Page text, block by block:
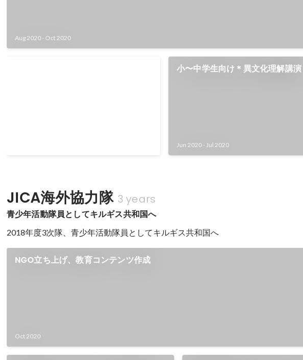
Aug 2020- Oct 2020
小〜中学生向け＊異文化理解講演
Jun 2020-Jul 2020
JICA海外協力隊 3 years
青少年活動隊員としてキルギス共和国へ
2018年度3次隊、青少年活動隊員としてキルギス共和国へ
NGO立ち上げ、教育コンテンツ作成
Oct 2020